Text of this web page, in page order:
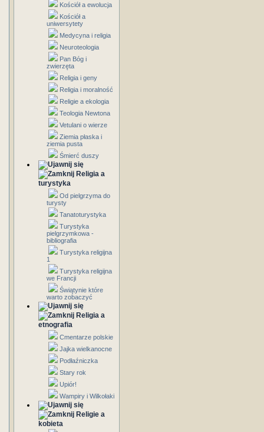
Kościół a ewolucja
Kościół a
uniwersytety
Medycyna i religia
Neuroteologia
Pan Bóg i
zwierzęta
Religia i geny
Religia i moralność
Religie a ekologia
Teologia Newtona
Vetulani o wierze
Ziemia płaska i
ziemia pusta
Śmierć duszy
Religia a
turystyka
Od pielgrzyma do
turysty
Tanatoturystyka
Turystyka
pielgrzymkowa -
bibliografia
Turystyka religijna
1
Turystyka religijna
we Francji
Świątynie które
warto zobaczyć
Religia a
etnografia
Cmentarze polskie
Jajka wielkanocne
Podłaźniczka
Stary rok
Upiór!
Wampiry i Wilkołaki
Religie a
kobieta